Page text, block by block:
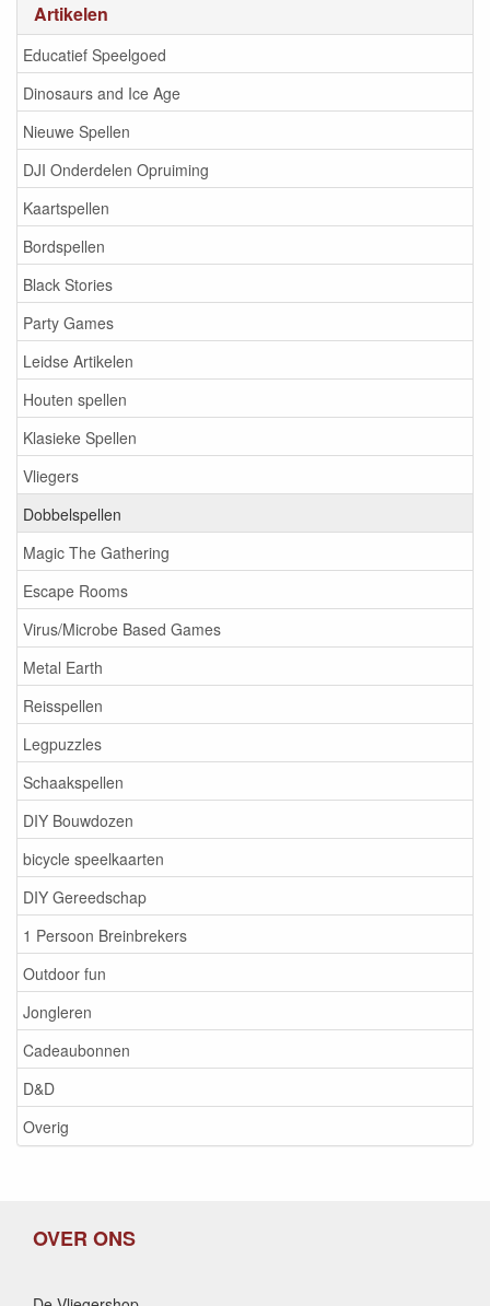
Artikelen
Educatief Speelgoed
Dinosaurs and Ice Age
Nieuwe Spellen
DJI Onderdelen Opruiming
Kaartspellen
Bordspellen
Black Stories
Party Games
Leidse Artikelen
Houten spellen
Klasieke Spellen
Vliegers
Dobbelspellen
Magic The Gathering
Escape Rooms
Virus/Microbe Based Games
Metal Earth
Reisspellen
Legpuzzles
Schaakspellen
DIY Bouwdozen
bicycle speelkaarten
DIY Gereedschap
1 Persoon Breinbrekers
Outdoor fun
Jongleren
Cadeaubonnen
D&D
Overig
OVER ONS